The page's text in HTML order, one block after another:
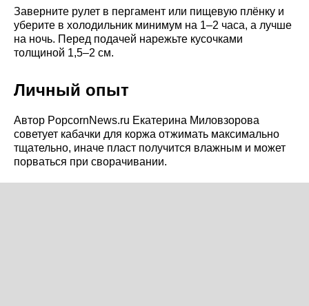
Заверните рулет в пергамент или пищевую плёнку и
уберите в холодильник минимум на 1–2 часа, а лучше
на ночь. Перед подачей нарежьте кусочками
толщиной 1,5–2 см.
Личный опыт
Автор PopcornNews.ru Екатерина Миловзорова
советует кабачки для коржа отжимать максимально
тщательно, иначе пласт получится влажным и может
порваться при сворачивании.